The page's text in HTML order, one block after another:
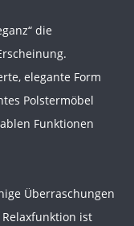
die
elegante Form
Polstermöbel
Funktionen
Überraschungen
ist